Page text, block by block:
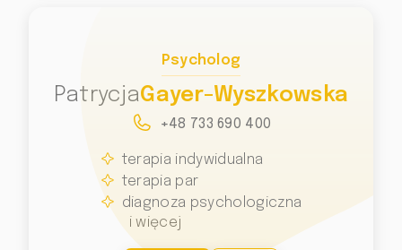
Psycholog
PatrycjaGayer-Wyszkowska
+48 733 690 400
terapia indywidualna
terapia par
diagnoza psychologiczna
i więcej